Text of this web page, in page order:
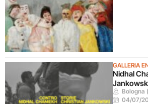
GALLERIA
Nidhal
Bologna
04/07/